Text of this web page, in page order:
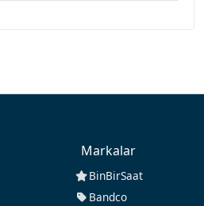
Markalar
BinBirSaat
Bandco